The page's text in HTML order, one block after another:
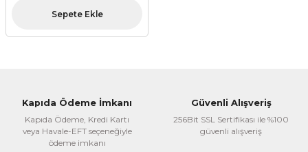
Sepete Ekle
Kapıda Ödeme İmkanı
Kapıda Ödeme, Kredi Kartı
veya Havale-EFT seçeneğiyle
ödeme imkanı
Güvenli Alışveriş
256Bit SSL Sertifikası ile %100
güvenli alışveriş